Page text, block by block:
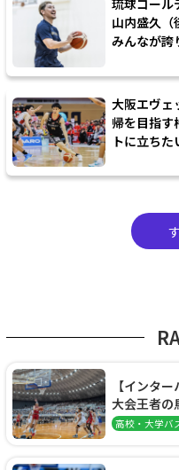
琉球ゴール
山内盛久（
みんなが誇
大阪エヴェ
帰を目指す
トに立ちた
【インタ
大会王者の
阜女子に完
高校・大学バ